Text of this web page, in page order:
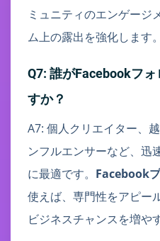
ミュニティのエンゲージ
ム上の露出を強化します。
Q7: 誰がFacebookフ
すか？
A7: 個人クリエイター、
ンフルエンサーなど、迅
に最適です。 Facebook
使えば、専門性をアピー
ビジネスチャンスを増や